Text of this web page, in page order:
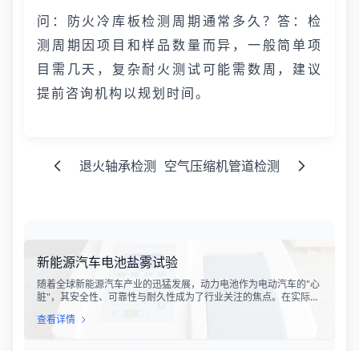
问：防火冷库板检测周期通常多久？答：检
测周期因项目和样品数量而异，一般简单项
目需几天，复杂耐火测试可能需数周，建议
提前咨询机构以规划时间。
退火轴承检测 空气压缩机管道检测
新能源汽车电池盐雾试验
随着全球新能源汽车产业的迅猛发展，动力电池作为电动汽车的"心
脏"，其安全性、可靠性与耐久性成为了行业关注的焦点。在实际使
在沿海地区、盐碱地或冬季撒盐除冰的道路上行驶时，电池系统极
查看详情